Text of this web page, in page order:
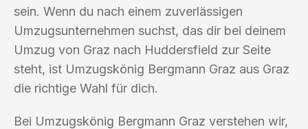
sein. Wenn du nach einem zuverlässigen
Umzugsunternehmen suchst, das dir bei deinem
Umzug von Graz nach Huddersfield zur Seite
steht, ist Umzugskönig Bergmann Graz aus Graz
die richtige Wahl für dich.
Bei Umzugskönig Bergmann Graz verstehen wir,